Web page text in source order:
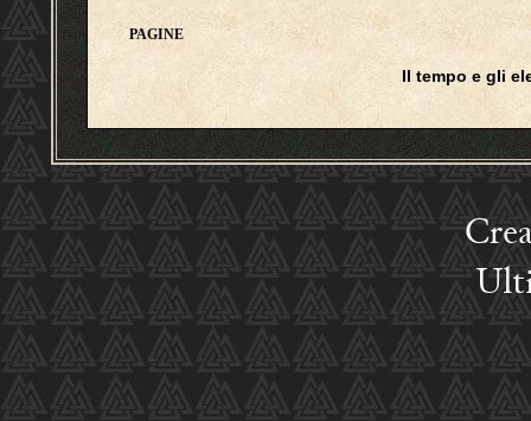
PAGINE
Il tempo e gli